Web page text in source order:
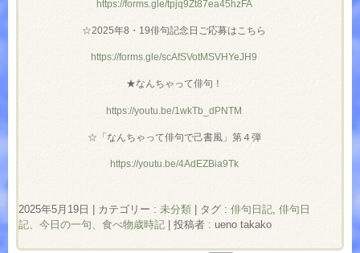
https://forms.gle/tpjq9Zt87ea45hzFA
☆2025年8・19俳句記念日ご応募はこちら
https://forms.gle/scAfSVotMSVHYeJH9
★なんちゃって俳句！
https://youtu.be/1wkTb_dPNTM
☆「なんちゃって俳句で己書風」第４弾
https://youtu.be/4AdEZBia9Tk
2025年5月19日 カテゴリー : 未分類 タグ : 俳句日記, 俳句日
記、今日の一句、食べ物歳時記
投稿者 : ueno takako